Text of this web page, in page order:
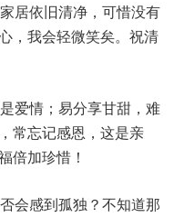
居依旧清净，可惜没有
，我会轻微笑矣。祝清
爱情；易分享甘甜，难
常忘记感恩，这是亲
倍加珍惜！
会感到孤独？不知道那